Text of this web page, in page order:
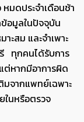
มดประจำเดือนช้า
อมูลในปัจจุบัน
ะสม และจำเพาะ
รี ทุกคนได้รับการ
ต่หากมีอาการผิด
มจากแพทย์เฉพาะ
ในหรือตรวจ